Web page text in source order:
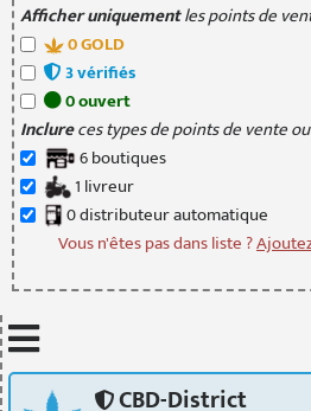
Afficher uniquementles points de
0GOLD
3vérifiés
0ouvert
Inclureces types de points de vente
6boutiques
1 livreur
0distributeurautomatique
Vous n'êtes pas dans liste ?
CBD-District